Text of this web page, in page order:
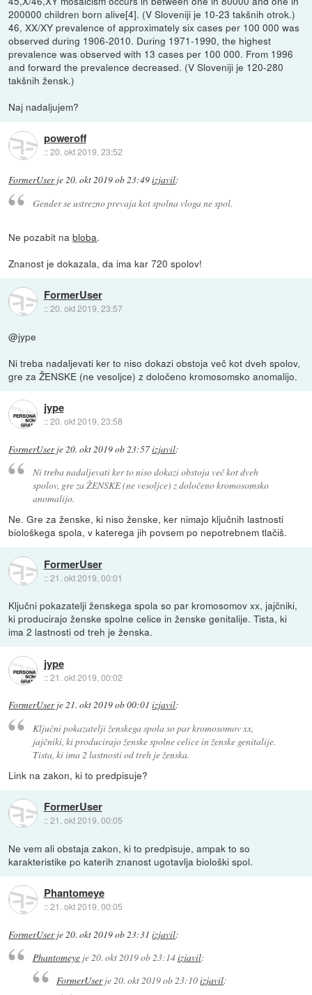
200000 children born alive[4]. (V Sloveniji je 10-23 takšnih otrok.)
46, XX/XY prevalence of approximately six cases per 100 000 was
observed during 1906-2010. During 1971-1990, the highest
prevalence was observed with 13 cases per 100 000. From 1996
and forward the prevalence decreased. (V Sloveniji je 120-280
takšnih žensk.)
Naj nadaljujem?
poweroff
::20. okt 2019, 23:52
FormerUserje20. okt 2019 ob 23:49izjavil:
Gender se ustrezno prevaja kot spolna vloga ne spol.
Ne pozabit nabloba.
Znanost je dokazala, da ima kar 720 spolov!
FormerUser
::20. okt 2019, 23:57
@jype
Ni treba nadaljevati ker to niso dokazi obstoja več kot dveh spolov,
gre za ŽENSKE (ne vesoljce) z določeno kromosomsko anomalijo.
jype
::20. okt 2019, 23:58
FormerUserje20. okt 2019 ob 23:57izjavil:
Ni treba nadaljevati ker to niso dokazi obstoja več kot dveh
spolov, gre za ŽENSKE (ne vesoljce) z določeno kromosomsko
anomalijo.
Ne. Gre za ženske, ki niso ženske, ker nimajo ključnih lastnosti
biološkega spola, v katerega jih povsem po nepotrebnem tlačiš.
FormerUser
::21. okt 2019, 00:01
Ključni pokazatelji ženskega spola so par kromosomov xx, jajčniki,
ki producirajo ženske spolne celice in ženske genitalije. Tista, ki
ima 2 lastnosti od treh je ženska.
jype
::21. okt 2019, 00:02
FormerUserje21. okt 2019 ob 00:01 izjavil:
Ključni pokazatelji ženskega spola so par kromosomov xx,
jajčniki, ki producirajo ženske spolne celice in ženske genitalije.
Tista, ki ima 2 lastnosti od treh je ženska.
Link na zakon, ki to predpisuje?
FormerUser
::21. okt 2019, 00:05
Ne vem ali obstaja zakon, ki to predpisuje, ampak to so
karakteristike po katerih znanost ugotavlja biološki spol.
Phantomeye
::21. okt 2019, 00:05
FormerUserje20. okt 2019 ob 23:31 izjavil:
Phantomeyeje20. okt 2019 ob 23:14izjavil:
FormerUserje20. okt 2019 ob 23:10izjavil: